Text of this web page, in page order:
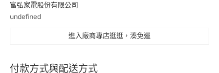
富弘家電股份有限公司
undefined
進入廠商專店逛逛，湊免運
付款方式與配送方式